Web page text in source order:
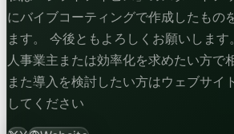
にバイブコーティングで作成したもの
ます。 今後ともよろしくお願いしま
人事業主または効率化を求めたい方で
また導入を検討したい方はウェブサイ
してください